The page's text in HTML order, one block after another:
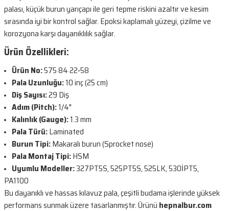
palası, küçük burun yarıçapı ile geri tepme riskini azaltır ve kesim
sırasında iyi bir kontrol sağlar. Epoksi kaplamalı yüzeyi, çizilme ve
korozyona karşı dayanıklılık sağlar.
Ürün Özellikleri:
Ürün No:575 84 22‑58
Pala Uzunluğu:10 inç (25 cm)
Diş Sayısı:29 Diş
Adım (Pitch):1/4"
Kalınlık (Gauge):1.3 mm
Pala Türü:Laminated
Burun Tipi:Makaralı burun (Sprocket nose)
Pala Montaj Tipi:HSM
Uyumlu Modeller:327PT5S, 525PT5S, 525LK, 530İPT5,
PA1100
Bu dayanıklı ve hassas kılavuz pala, çeşitli budama işlerinde yüksek
performans sunmak üzere tasarlanmıştır. Ürünü hepnalbur.com